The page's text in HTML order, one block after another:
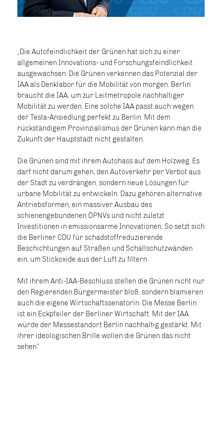
Die Autofeindlichkeit der Grünen hat sich zu einer
allgemeinen Innovations- und Forschungsfeindlichkeit
ausgewachsen. Die Grünen verkennen das Potenzial der
IAA als Denklabor für die Mobilität von morgen. Berlin
braucht die IAA, um zur Leitmetropole nachhaltiger
Mobilität zu werden. Eine solche IAA passt auch wegen
der Tesla-Ansiedlung perfekt zu Berlin. Mit dem
rückständigem Provinzialismus der Grünen kann man die
Zukunft der Hauptstadt nicht gestalten.
Die Grünen sind mit ihrem Autohass auf dem Holzweg. Es
darf nicht darum gehen, den Autoverkehr per Verbot aus
der Stadt zu verdrängen, sondern neue Lösungen für
urbane Mobilität zu entwickeln. Dazu gehören alternative
Antriebsformen, ein massiver Ausbau des
schienengebundenen ÖPNVs und nicht zuletzt
Investitionen in emissionsarme Innovationen. So setzt sich
die Berliner CDU für schadstoffreduzierende
Beschichtungen auf Straßen und Schallschutzwänden
ein, um Stickoxide aus der Luft zu filtern.
Mit ihrem Anti-IAA-Beschluss stellen die Grünen nicht nur
den Regierenden Bürgermeister bloß, sondern blamieren
auch die eigene Wirtschaftssenatorin. Die Messe Berlin
ist ein Eckpfeiler der Berliner Wirtschaft. Mit der IAA
würde der Messestandort Berlin nachhaltig gestärkt. Mit
ihrer ideologischen Brille wollen die Grünen das nicht
sehen.“